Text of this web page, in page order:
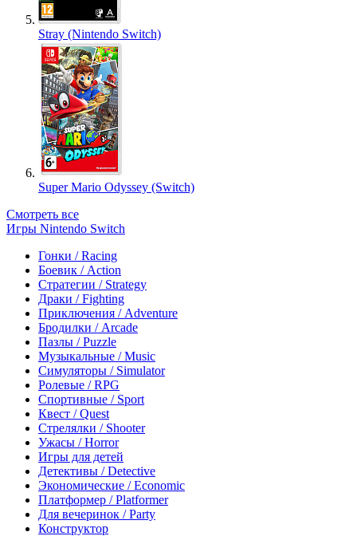
Stray (Nintendo Switch)
Super Mario Odyssey (Switch)
Смотреть все
Игры Nintendo Switch
Гонки / Racing
Боевик / Action
Стратегии / Strategy
Драки / Fighting
Приключения / Adventure
Бродилки / Arcade
Пазлы / Puzzle
Музыкальные / Music
Симуляторы / Simulator
Ролевые / RPG
Спортивные / Sport
Квест / Quest
Стрелялки / Shooter
Ужасы / Horror
Игры для детей
Детективы / Detective
Экономические / Economic
Платформер / Platformer
Для вечеринок / Party
Конструктор